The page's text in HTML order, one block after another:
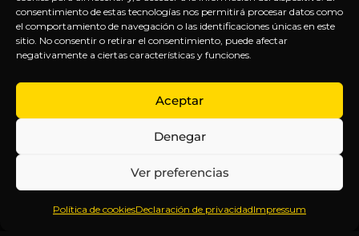
consentimiento de estas tecnologías nos permitirá procesar datos como
el comportamiento de navegación o las identificaciones únicas en este
sitio. No consentir o retirar el consentimiento, puede afectar
negativamente a ciertas características y funciones.
Aceptar
Denegar
Ver preferencias
Política de cookiesDeclaración de privacidadImpressum
Inteligencia
Anticipándonos
EXPLORA
Inicio
Sobre
Contenido
Webinars
LEGAL
Política
de
Términos y
Aviso
SÍGUENOS